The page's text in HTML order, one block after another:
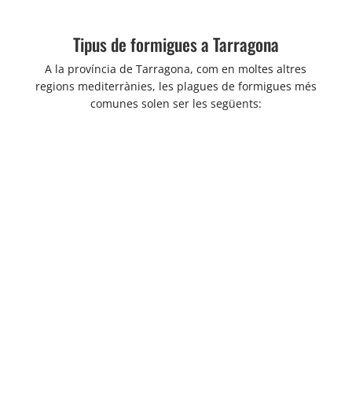
Tipus de formigues a Tarragona
A la província de Tarragona, com en moltes altres
regions mediterrànies, les plagues de formigues més
comunes solen ser les següents: